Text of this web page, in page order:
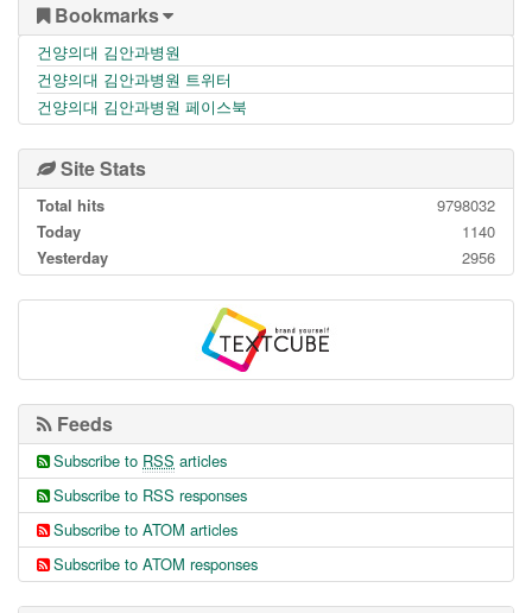
Bookmarks
건양의대 김안과병원
건양의대 김안과병원 트위터
건양의대 김안과병원 페이스북
Site Stats
Total hits
9798032
Today
1140
Yesterday
2956
Feeds
Subscribe to RSS articles
Subscribe to RSS responses
Subscribe to ATOM articles
Subscribe to ATOM responses